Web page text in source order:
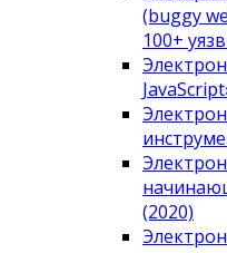
(buggy
100+
(2020)